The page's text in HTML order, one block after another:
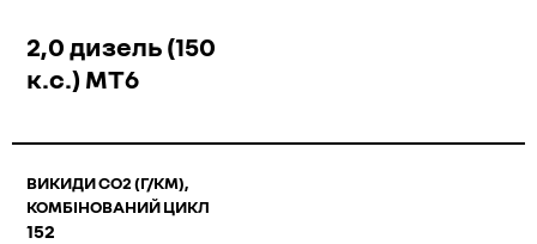
2,0 дизель (150
к.с.) МТ6
ВИКИДИ СО2 (Г/КМ),
КОМБІНОВАНИЙ ЦИКЛ
152